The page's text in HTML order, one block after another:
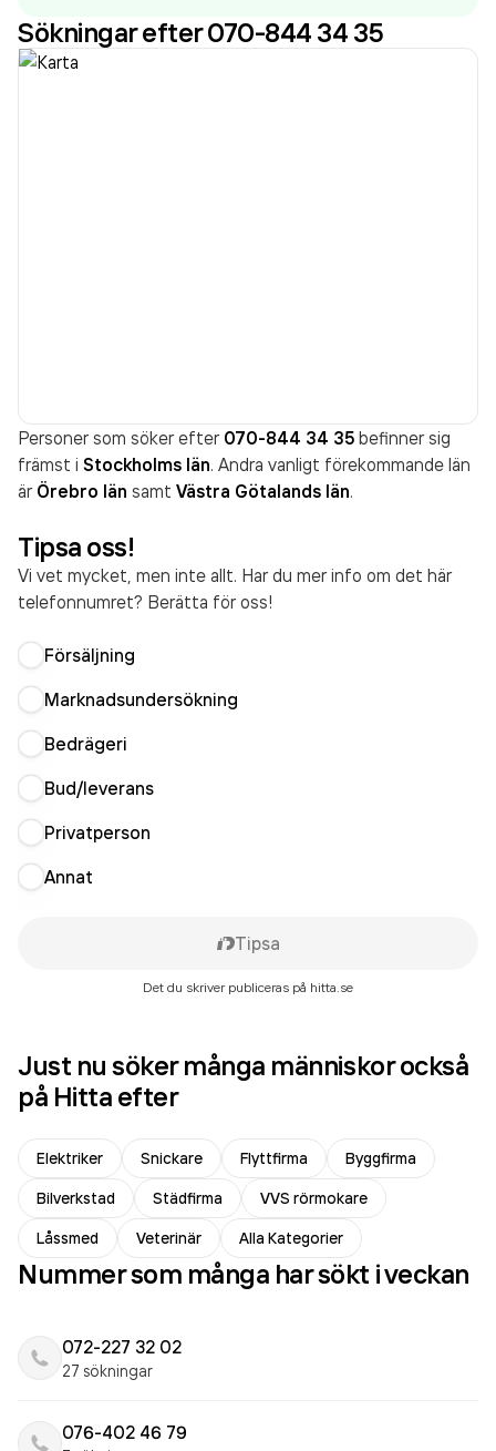
385 557 000,00 kr
senaste räkenskapsåret (2025).
Sökningar efter 070-844 34 35
Personer som söker efter 070-844 34 35 befinner sig
främst i Stockholms län. Andra vanligt förekommande län
är Örebro län samt Västra Götalands län.
Tipsa oss!
Vi vet mycket, men inte allt. Har du mer info om det här
telefonnumret? Berätta för oss!
Försäljning
Marknadsundersökning
Bedrägeri
Bud/leverans
Privatperson
Annat
Tipsa
Det du skriver publiceras på hitta.se
Just nu söker många människor också
på Hitta efter
Elektriker Snickare Flyttfirma
Byggfirma
Bilverkstad
Städfirma
VVS rörmokare
Låssmed
Veterinär Alla Kategorier
Nummer som många har sökt i veckan
072-227 32 02
27 sökningar
076-402 46 79